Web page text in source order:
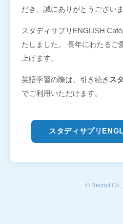
だき、誠にありがとうございま
スタディサプリENGLISH
たしました。 長年にわたるご
上げます。
英語学習の際は、引き続き ス
でご利用いただけます。
スタディサプリ
© Recruit